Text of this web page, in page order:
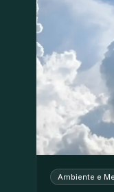
Ambiente e